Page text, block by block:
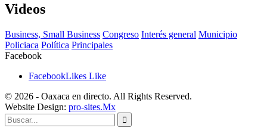
Videos
Business, Small Business Congreso Interés general Municipio
Policiaca Política Principales
Facebook
FacebookLikes Like
© 2026 - Oaxaca en directo. All Rights Reserved.
Website Design: pro-sites.Mx